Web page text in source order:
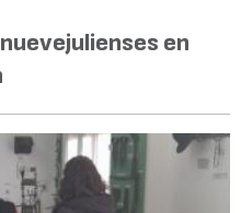
en